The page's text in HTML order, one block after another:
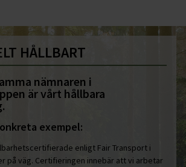
HÅLLBART
nämnaren i
är vårt hållbara
exempel:
enligt Fair Transport i
på väg. Certifieringen innebär att vi arbetar